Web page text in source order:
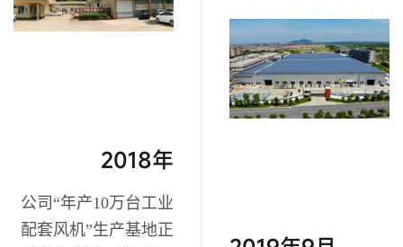
2018年
公司“年产10万台工业
配套风机”生产基地正
冠军培育企业”，成为
行业细分领域的领头
羊；